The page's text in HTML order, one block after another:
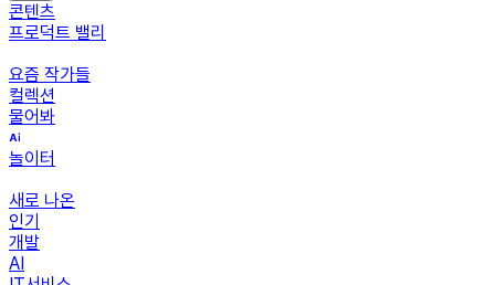
콘텐츠
프로덕트 밸리
요즘 작가들
컬렉션
물어봐
놀이터
새로 나온
인기
개발
AI